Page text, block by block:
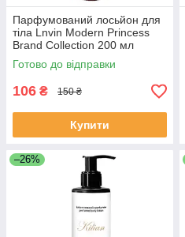
Парфумований лосьйон для
тіла Lnvin Modern Princess
Brand Collection 200 мл
Готово до відправки
106 ₴ 150 ₴
Купити
–26%